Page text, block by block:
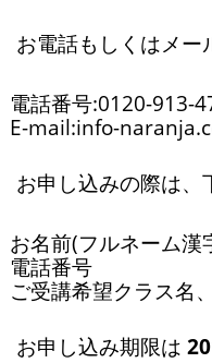
お電話もしくはメー
電話番号:0120-913-
E-mail:info-
お申し込みの際は、
お名前(フルネーム漢
電話番号
ご受講希望クラス名
お申し込み期限は